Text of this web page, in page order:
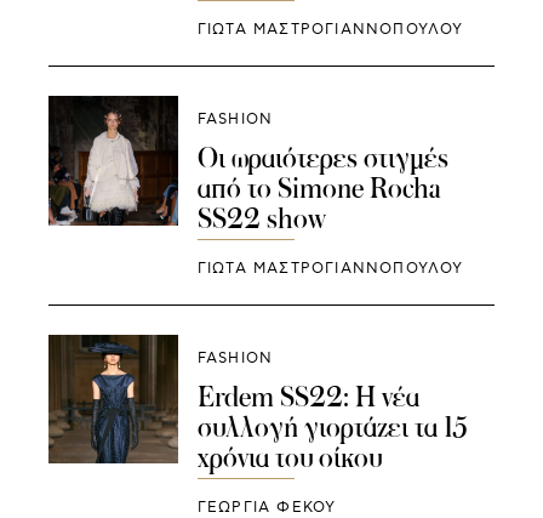
ΓΙΩΤΑ ΜΑΣΤΡΟΓΙΑΝΝΟΠΟΥΛΟΥ
FASHION
Οι ωραιότερες στιγμές
από το Simone Rocha
SS22 show
ΓΙΩΤΑ ΜΑΣΤΡΟΓΙΑΝΝΟΠΟΥΛΟΥ
FASHION
Erdem SS22: Η νέα
συλλογή γιορτάζει τα 15
χρόνια του οίκου
ΓΕΩΡΓΙΑ ΦΕΚΟΥ